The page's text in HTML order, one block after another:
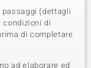
(dettagli
condizioni di
di completare
ad elaborare ed